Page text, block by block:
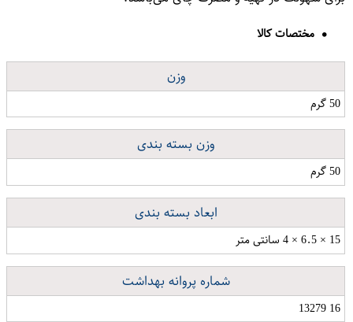
مختصات کالا
وزن
50 گرم
وزن بسته بندی
50 گرم
ابعاد بسته بندی
15 × 6.5 × 4 سانتی متر
شماره پروانه بهداشت
16 13279